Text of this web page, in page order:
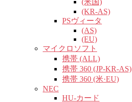
(米国)
(KR-AS)
PSヴィータ
(AS)
(EU)
マイクロソフト
携帯 (ALL)
携帯 360 (JP-KR-AS)
携帯 360 (米·EU)
NEC
HU-カード